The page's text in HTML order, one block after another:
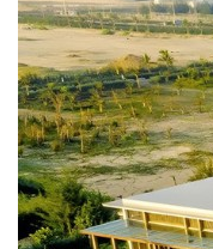
HỆ THỐNG
HỆ THỐNG